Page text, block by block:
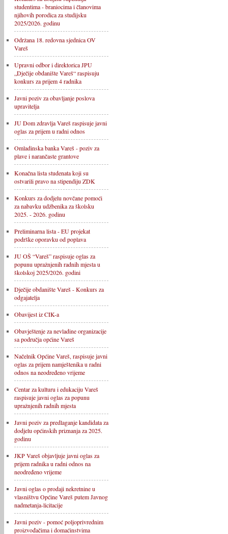
studentima - braniocima i članovima
njihovih porodica za studijsku
2025/2026. godinu
Održana 18. redovna sjednica OV
Vareš
Upravni odbor i direktorica JPU
„Dječije obdanište Vareš“ raspisuju
konkurs za prijem 4 radnika
Javni poziv za obavljanje poslova
upravitelja
JU Dom zdravlja Vareš raspisuje javni
oglas za prijem u radni odnos
Omladinska banka Vareš - poziv za
plave i narančaste grantove
Konačna lista studenata koji su
ostvarili pravo na stipendiju ZDK
Konkurs za dodjelu novčane pomoći
za nabavku udžbenika za školsku
2025. - 2026. godinu
Preliminarna lista - EU projekat
podrške oporavku od poplava
JU OŠ “Vareš” raspisuje oglas za
popunu upražnjenih radnih mjesta u
školskoj 2025/2026. godini
Dječije obdanište Vareš - Konkurs za
odgajatelja
Obavijest iz CIK-a
Obavještenje za nevladine organizacije
sa područja općine Vareš
Načelnik Općine Vareš, raspisuje javni
oglas za prijem namještenika u radni
odnos na neodređeno vrijeme
Centar za kulturu i edukaciju Vareš
raspisuje javni oglas za popunu
upražnjenih radnih mjesta
Javni poziv za predlaganje kandidata za
dodjelu općinskih priznanja za 2025.
godinu
JKP Vareš objavljuje javni oglas za
prijem radnika u radni odnos na
neodređeno vrijeme
Javni oglas o prodaji nekretnine u
vlasništvu Općine Vareš putem Javnog
nadmetanja-licitacije
Javni poziv - pomoć poljoprivrednim
proizvođačima i domaćinstvima